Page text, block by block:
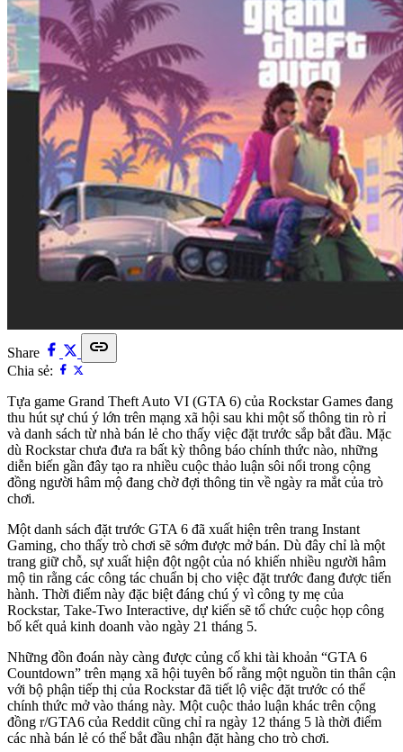
Share link
Chia sẻ:
Tựa game Grand Theft Auto VI (GTA 6) của Rockstar Games đang
thu hút sự chú ý lớn trên mạng xã hội sau khi một số thông tin rò rỉ
và danh sách từ nhà bán lẻ cho thấy việc đặt trước sắp bắt đầu. Mặc
dù Rockstar chưa đưa ra bất kỳ thông báo chính thức nào, những
diễn biến gần đây tạo ra nhiều cuộc thảo luận sôi nổi trong cộng
đồng người hâm mộ đang chờ đợi thông tin về ngày ra mắt của trò
chơi.
Một danh sách đặt trước GTA 6 đã xuất hiện trên trang Instant
Gaming, cho thấy trò chơi sẽ sớm được mở bán. Dù đây chỉ là một
trang giữ chỗ, sự xuất hiện đột ngột của nó khiến nhiều người hâm
mộ tin rằng các công tác chuẩn bị cho việc đặt trước đang được tiến
hành. Thời điểm này đặc biệt đáng chú ý vì công ty mẹ của
Rockstar, Take-Two Interactive, dự kiến sẽ tổ chức cuộc họp công
bố kết quả kinh doanh vào ngày 21 tháng 5.
Những đồn đoán này càng được củng cố khi tài khoản “GTA 6
Countdown” trên mạng xã hội tuyên bố rằng một nguồn tin thân cận
với bộ phận tiếp thị của Rockstar đã tiết lộ việc đặt trước có thể
chính thức mở vào tháng này. Một cuộc thảo luận khác trên cộng
đồng r/GTA6 của Reddit cũng chỉ ra ngày 12 tháng 5 là thời điểm
các nhà bán lẻ có thể bắt đầu nhận đặt hàng cho trò chơi.